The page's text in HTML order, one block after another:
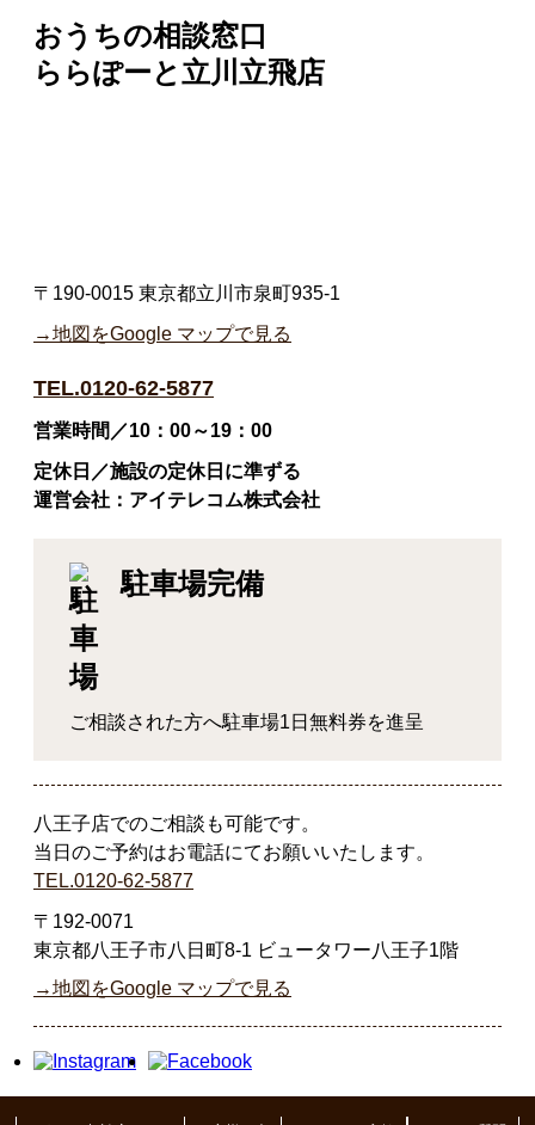
おうちの相談窓口
ららぽーと立川立飛店
〒190-0015 東京都立川市泉町935-1
→地図をGoogle マップで見る
TEL.0120-62-5877
営業時間／10：00～19：00
定休日／施設の定休日に準ずる
運営会社：アイテレコム株式会社
駐車場完備
ご相談された方へ駐車場1日無料券を進呈
八王子店でのご相談も可能です。
当日のご予約はお電話にてお願いいたします。
TEL.0120-62-5877
〒192-0071
東京都八王子市八日町8-1 ビュータワー八王子1階
→地図をGoogle マップで見る